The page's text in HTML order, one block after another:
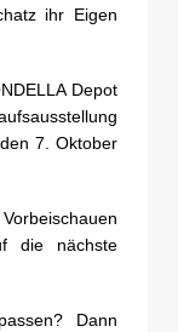
ihr Eigen
Depot
7. Oktober
die nächste
Dann